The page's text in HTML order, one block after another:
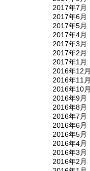
2017年7月
2017年6月
2017年5月
2017年4月
2017年3月
2017年2月
2017年1月
2016年12月
2016年11月
2016年10月
2016年9月
2016年8月
2016年7月
2016年6月
2016年5月
2016年4月
2016年3月
2016年2月